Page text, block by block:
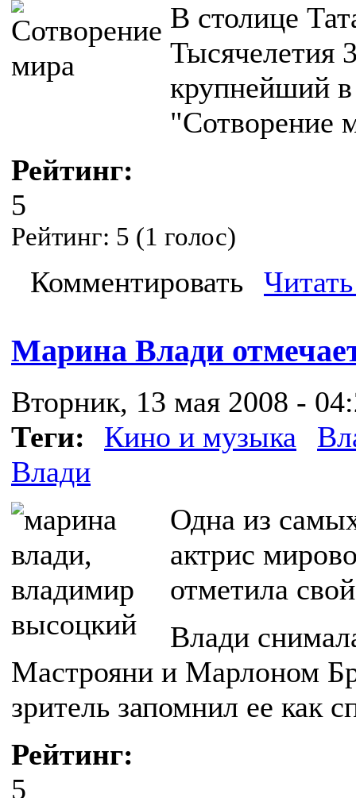
В столице
Тысячелетия
крупнейший
"Сотворение
Рейтинг:
5
Рейтинг: 5 (1 голос)
Комментировать
Марина Влади
Вторник, 13 мая 2008 -
Теги:
Кино и музыка
Влади
Одна из
актрис
отметила
Влади
Мастрояни и Марлоном
зритель запомнил ее как
Рейтинг:
5